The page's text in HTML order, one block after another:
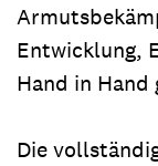
Entwicklung,
Hand in Hand
Die